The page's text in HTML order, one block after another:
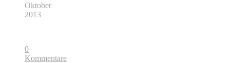
Oktober
2013
0
Kommentare